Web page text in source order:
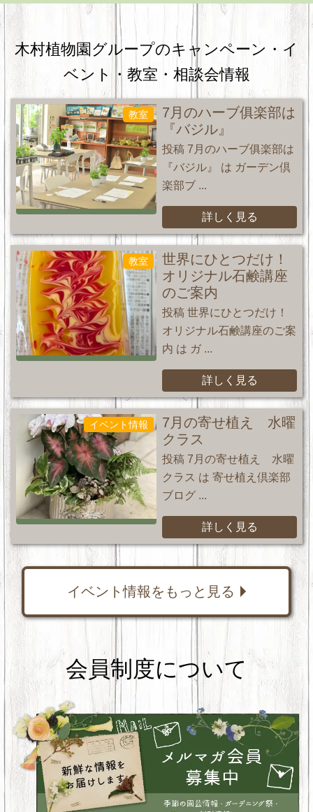
木村植物園グループのキャンペーン・ イ
ベント・教室・相談会情報
教室
7月のハーブ俱楽部は
『バジル』
投稿 7月のハーブ俱楽部は
『バジル』 は ガーデン倶
楽部ブ ...
詳しく見る
教室
世界にひとつだけ！
オリジナル石鹸講座
のご案内
投稿 世界にひとつだけ！
オリジナル石鹸講座のご案
内 は ガ ...
詳しく見る
イベント情報
7月の寄せ植え 水曜
クラス
投稿 7月の寄せ植え 水曜
クラス は 寄せ植え倶楽部
ブログ ...
詳しく見る
イベント情報をもっと見る
会員制度について